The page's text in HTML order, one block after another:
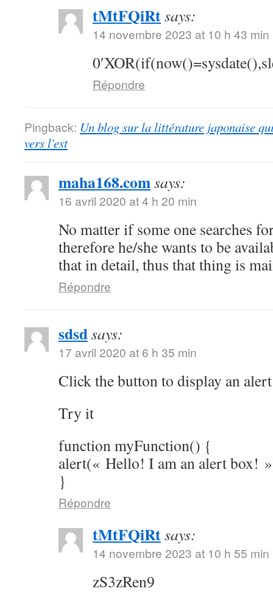
tMtFQiRtsays:
14 novembre 2023 at 10 h 43 min
Répondre
Pingback: Un blog sur la littérature japonaise
vers l'est
maha168.comsays:
16 avril 2020 at 4 h 20 min
No matter if some one searches
therefore he/she wants to be
that in detail, thus that thing is
Répondre
sdsdsays:
17 avril 2020 at 6 h 35 min
Click the button to display an
Try it
function myFunction() {
alert(« Hello! I am an alert box!
}
Répondre
tMtFQiRtsays:
14 novembre 2023 at 10 h 55 min
zS3zRen9